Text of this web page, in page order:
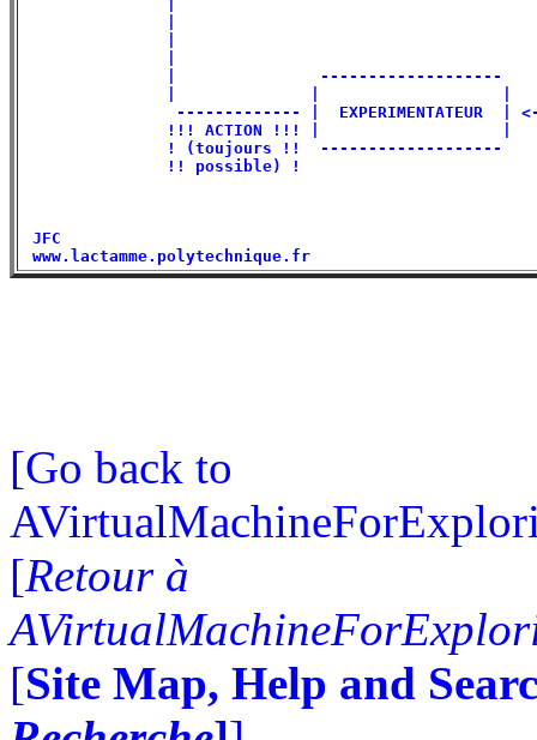
|
------------- |
!!! ACTION !!! |
! (toujours !!
!!
[Go back to
[Retour à
[Site Map, Help and